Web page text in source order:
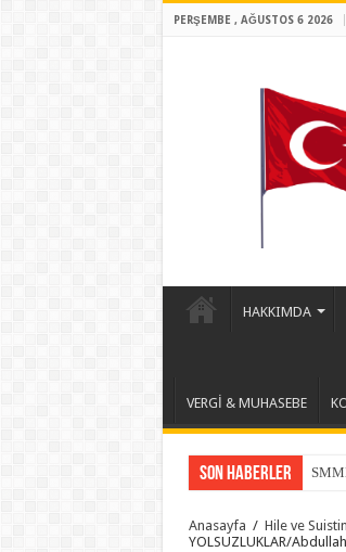
PERŞEMBE , AĞUSTOS 6 2026
HAKKIMDA
VERGİ & MUHASEBE
Son Haberler
Anasayfa / Hile ve
YOLSUZLUKLAR/